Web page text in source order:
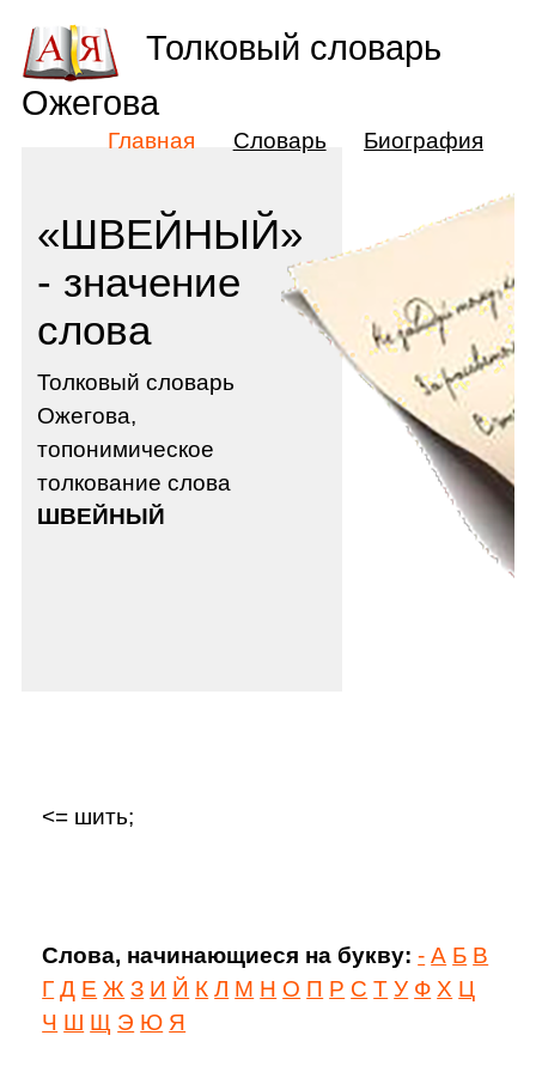
«ШВЕЙНЫЙ»
- значение
слова
Толковый словарь
Ожегова,
топонимическое
толкование слова
ШВЕЙНЫЙ
<= шить;
Слова, начинающиеся на букву: - А Б В
Г Д Е Ж З И Й К Л М Н О П Р С Т У Ф Х Ц
Ч Ш Щ Э Ю Я
Толковый словарь
Ожегова
Главная Словарь Биография